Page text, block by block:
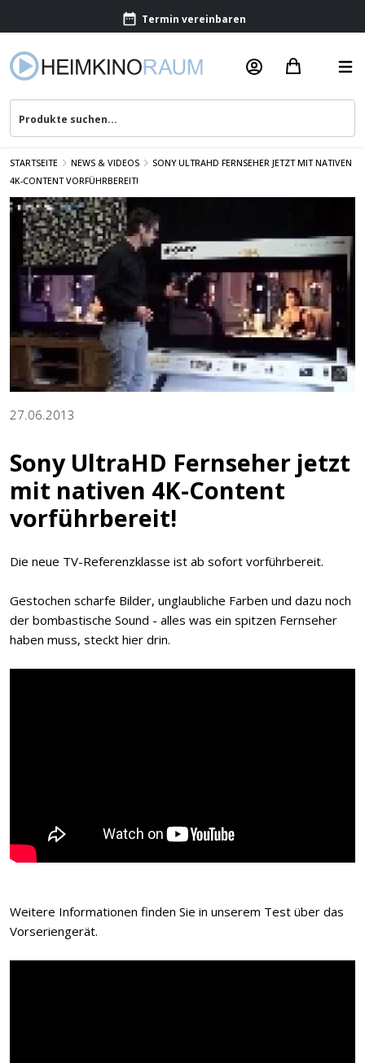
Termin vereinbaren
STARTSEITE NEWS & VIDEOS
SONY ULTRAHD FERNSEHER JETZT MIT NATIVEN
4K-CONTENT VORFÜHRBEREIT!
27.06.2013
Sony UltraHD Fernseher jetzt
mit nativen 4K-Content
vorführbereit!
Die neue TV-Referenzklasse ist ab sofort vorführbereit.
Gestochen scharfe Bilder, unglaubliche Farben und dazu noch
der bombastische Sound - alles was ein spitzen Fernseher
haben muss, steckt hier drin.
Weitere Informationen finden Sie in unserem Test über das
Vorseriengerät.